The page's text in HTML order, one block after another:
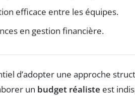
efficace entre les équipes.
en gestion financière.
d’adopter une approche
un budget réaliste est